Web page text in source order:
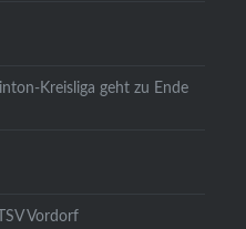
Kreisliga geht zu Ende
des TSV Vordorf